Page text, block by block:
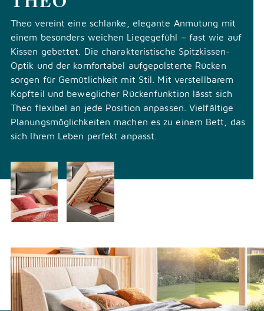
Theo vereint eine schlanke, elegante Anmutung mit
einem besonders weichen Liegegefühl – fast wie auf
Kissen gebettet. Die charakteristische Spitzkissen-
Optik und der komfortabel aufgepolsterte Rücken
sorgen für Gemütlichkeit mit Stil. Mit verstellbarem
Kopfteil und beweglicher Rückenfunktion lässt sich
Theo flexibel an jede Position anpassen. Vielfältige
Planungsmöglichkeiten machen es zu einem Bett, das
sich Ihrem Leben perfekt anpasst.